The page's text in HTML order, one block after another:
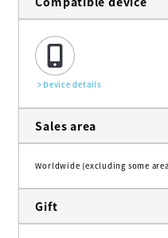
Device details
Sales area
Worldwide (excluding some
Gift